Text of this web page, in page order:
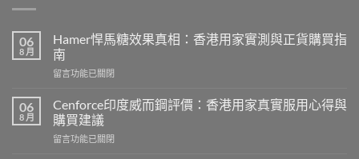
06
8 月
Hamer悍馬糖效果真相：香港用家實測與正貨購買指
南
在
悍
馬
糖
效
留言功能已關閉
06
8 月
Cenforce印度威而鋼評價：香港用家真實服用心得與
購買建議
在
留言功能已關閉